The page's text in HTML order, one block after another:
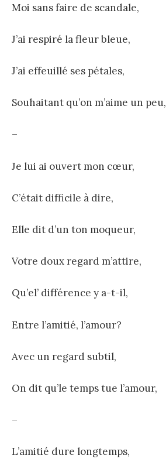
Moi sans faire de scandale,
J’ai respiré la fleur bleue,
J’ai effeuillé ses pétales,
Souhaitant qu’on m’aime un peu,
–
Je lui ai ouvert mon cœur,
C’était difficile à dire,
Elle dit d’un ton moqueur,
Votre doux regard m’attire,
Qu’el’ différence y a-t-il,
Entre l’amitié, l’amour?
Avec un regard subtil,
On dit qu’le temps tue l’amour,
–
L’amitié dure longtemps,